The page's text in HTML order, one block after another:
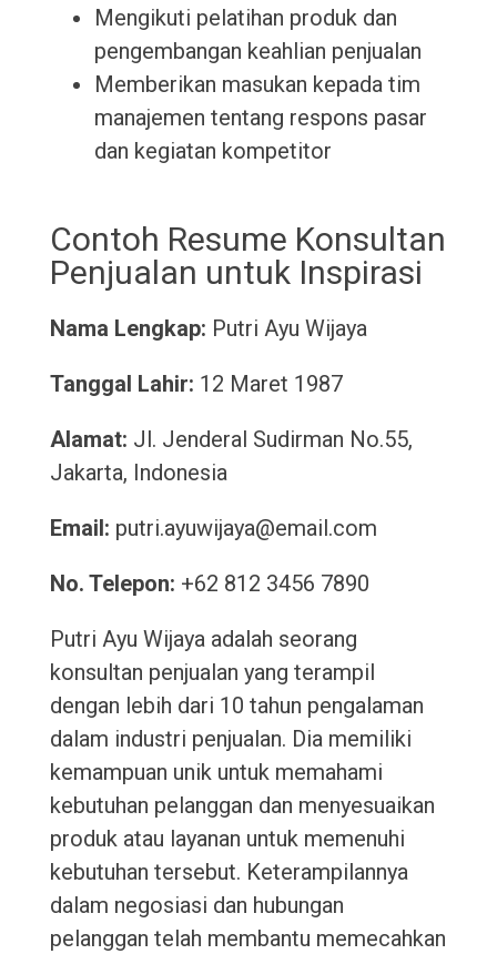
Mengikuti pelatihan produk dan
pengembangan keahlian penjualan
Memberikan masukan kepada tim
manajemen tentang respons pasar
dan kegiatan kompetitor
Contoh Resume Konsultan
Penjualan untuk Inspirasi
Nama Lengkap: Putri Ayu Wijaya
Tanggal Lahir: 12 Maret 1987
Alamat: Jl. Jenderal Sudirman No.55,
Jakarta, Indonesia
Email: putri.ayuwijaya@email.com
No. Telepon: +62 812 3456 7890
Putri Ayu Wijaya adalah seorang
konsultan penjualan yang terampil
dengan lebih dari 10 tahun pengalaman
dalam industri penjualan. Dia memiliki
kemampuan unik untuk memahami
kebutuhan pelanggan dan menyesuaikan
produk atau layanan untuk memenuhi
kebutuhan tersebut. Keterampilannya
dalam negosiasi dan hubungan
pelanggan telah membantu memecahkan